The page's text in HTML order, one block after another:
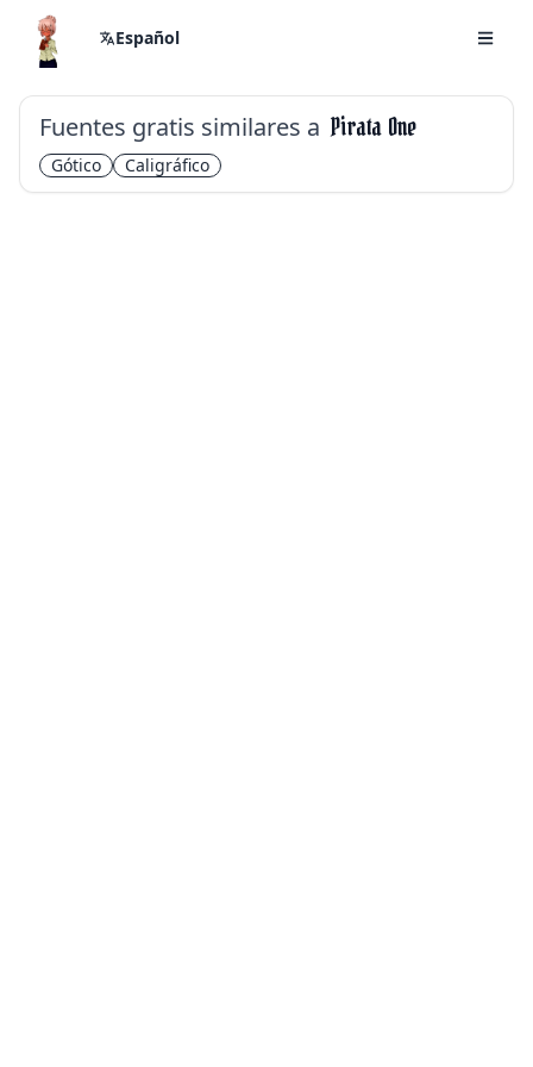
Español
Fuentes gratis similares a Pirata One
Gótico Caligráfico